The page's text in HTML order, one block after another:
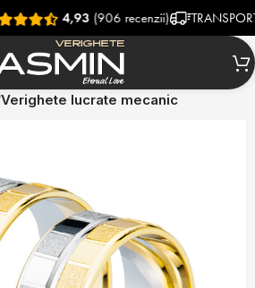
4,93(906 recenzii) TRANSPORT
Verighete lucrate mecanic